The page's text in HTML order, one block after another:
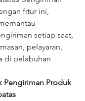
fitur ini,
setiap saat,
pelayaran,
di pelabuhan
Pengiriman Produk